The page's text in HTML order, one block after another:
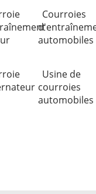
Courroies
automobiles
Usine de
courroies
automobiles